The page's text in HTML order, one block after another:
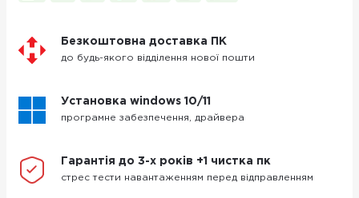
Безкоштовна доставка ПК
до будь-якого відділення нової пошти
Установка windows 10/11
програмне забезпечення, драйвера
Гарантія до 3-х років +1 чистка пк
стрес тести навантаженням перед відправленням